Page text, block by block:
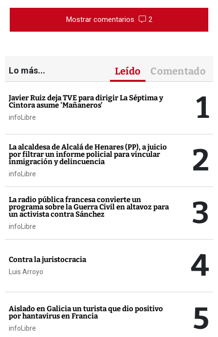
Mostrar comentarios 2
Lo más... Leído Comentado
Javier Ruiz deja TVE para dirigir La Séptima y
Cintora asume 'Mañaneros'
infoLibre 1
La alcaldesa de Alcalá de Henares (PP), a juicio
por filtrar un informe policial para vincular
inmigración y delincuencia
infoLibre 2
La radio pública francesa convierte un
programa sobre la Guerra Civil en altavoz para
un activista contra Sánchez
infoLibre 3
Contra la juristocracia
Luis Arroyo 4
Aislado en Galicia un turista que dio positivo
por hantavirus en Francia
infoLibre 5